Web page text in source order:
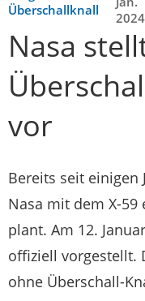
Überschallknall
2024
Nasa
vor
Bereits seit einigen
Nasa mit dem X-
plant. Am 12.
offiziell vorgestellt.
ohne Überschall-